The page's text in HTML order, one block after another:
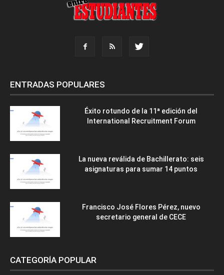
ENTRADAS POPULARES
Éxito rotundo de la 11ª edición del
International Recruitment Forum
La nueva reválida de Bachillerato: seis
asignaturas para sumar 14 puntos
Francisco José Flores Pérez, nuevo
secretario general de CECE
CATEGORÍA POPULAR